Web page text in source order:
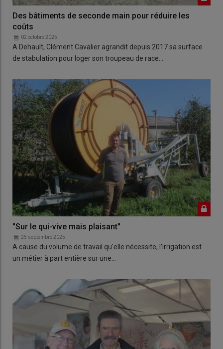
Des bâtiments de seconde main pour réduire les
coûts
02 octobre 2025
A Dehault, Clément Cavalier agrandit depuis 2017 sa surface
de stabulation pour loger son troupeau de race…
"Sur le qui-vive mais plaisant"
25 septembre 2025
A cause du volume de travail qu'elle nécessite, l'irrigation est
un métier à part entière sur une…